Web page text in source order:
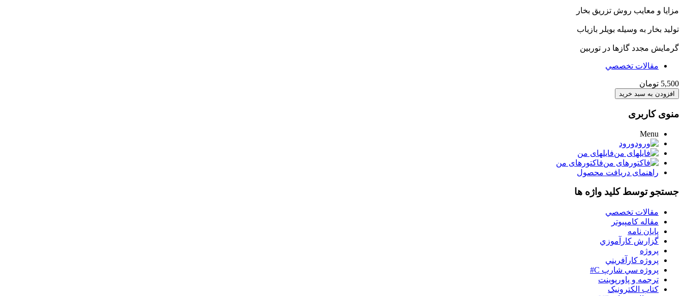
مزايا و معايب روش تزريق بخار
توليد بخار به وسيله بويلر بازياب
گرمايش مجدد گازها در توربين
مقالات تخصصي
5,500 تومان
منوی کاربری
Menu
ورود
فایلهای من
فاکتورهای من
راهنمای دریافت محصول
جستجو توسط کلید واژه ها
مقالات تخصصي
مقاله کامپیوتر
پایان نامه
گزارش کارآموزي
پروژه
پروژه کارآفريني
پروژه سي شارپ C#
ترجمه و پاورپوينت
کتاب الکترونيک